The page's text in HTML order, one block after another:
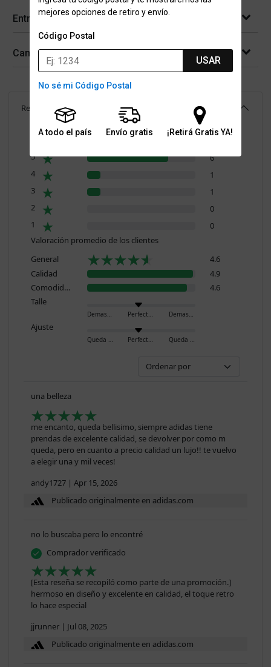
mejores opciones de retiro y envío.
Código Postal
USAR
No sé mi Código Postal
A todo el país Envío gratis ¡Retirá Gratis YA!
Entregas
Cambios y devoluciones
Reseñas 8)
Resumen de valoraciones
5
6
4
1
3
1
2
0
1
0
Valoración promedio de los clientes
General
4.6
Calidad
4.9
Comodidad
4.6
Talle
Demasiado pequeño Perfecto Demasiado grande
Ajuste
Queda ajustado Perfecto Queda holgado
una belleza
me encanto, queda bellisimo, siempre adidas tiene
prendas de excelente calidad, se devolver por como m
queda, pero en cuanto a precio calidad un lujo!! te vuelvo
a elegir una y mil veces!
andy1727 | Apr 15, 2026
Publicado originalmente en adidas.com
no lo buscaba pero lo encontré
Comprador verificado
[Esta reseña se recopiló como parte de una promoción.]
hermoso en diseño y excelente en calidad, el toque retro
lo hace especial
jjrunner | Jul 08, 2025
Publicado originalmente en adidas.com